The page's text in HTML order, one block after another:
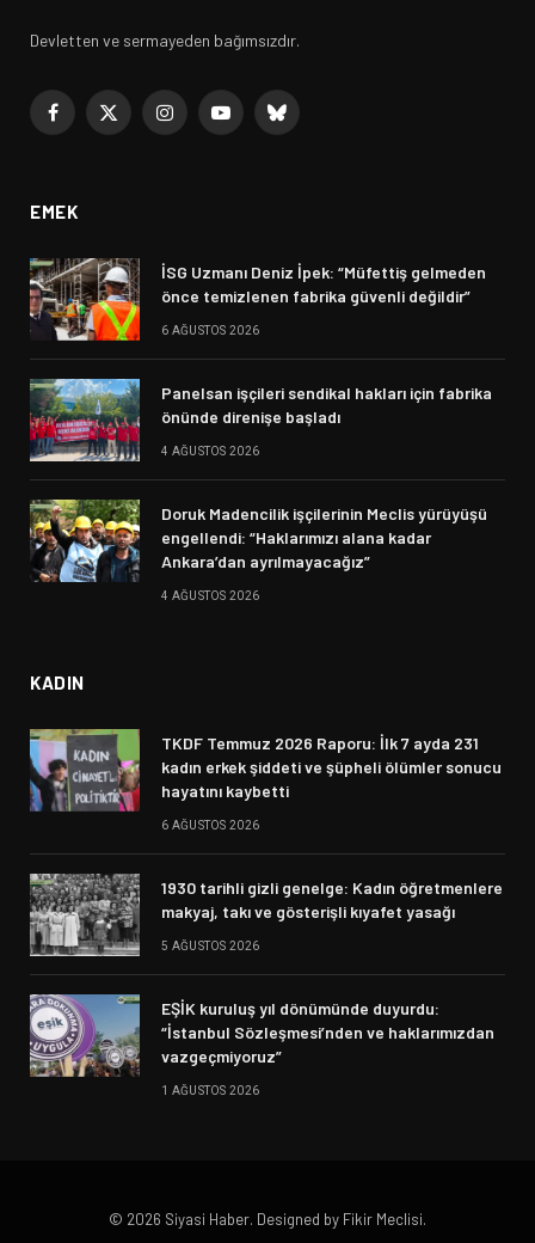
Devletten ve sermayeden bağımsızdır.
Facebook
X
InstagramYouTubeBluesky
EMEK
İSG Uzmanı Deniz İpek: “Müfettiş gelmeden
önce temizlenen fabrika güvenli değildir”
6 AĞUSTOS 2026
Panelsan işçileri sendikal hakları için fabrika
önünde direnişe başladı
4 AĞUSTOS 2026
Doruk Madencilik işçilerinin Meclis yürüyüşü
engellendi: “Haklarımızı alana kadar
Ankara’dan ayrılmayacağız”
4 AĞUSTOS 2026
KADIN
TKDF Temmuz 2026 Raporu: İlk 7 ayda 231
kadın erkek şiddeti ve şüpheli ölümler sonucu
hayatını kaybetti
6 AĞUSTOS 2026
1930 tarihli gizli genelge: Kadın öğretmenlere
makyaj, takı ve gösterişli kıyafet yasağı
5 AĞUSTOS 2026
EŞİK kuruluş yıl dönümünde duyurdu:
“İstanbul Sözleşmesi’nden ve haklarımızdan
vazgeçmiyoruz”
1 AĞUSTOS 2026
© 2026 Siyasi Haber. Designed by Fikir Meclisi.